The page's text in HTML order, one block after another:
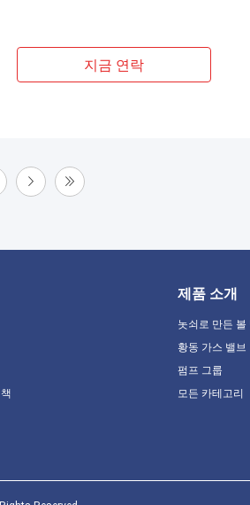
지금 연락
제품 소개
놋쇠로 만든 볼
황동 가스 밸브
펌프 그룹
모든 카테고리